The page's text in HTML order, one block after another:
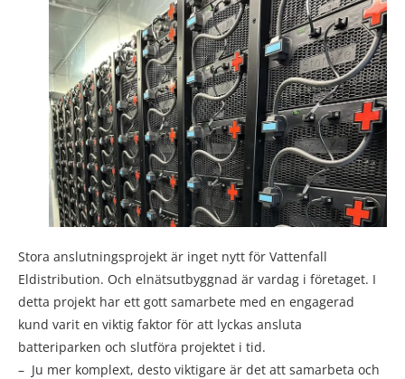
Stora anslutningsprojekt är inget nytt för Vattenfall
Eldistribution. Och elnätsutbyggnad är vardag i företaget. I
detta projekt har ett gott samarbete med en engagerad
kund varit en viktig faktor för att lyckas ansluta
batteriparken och slutföra projektet i tid.
– Ju mer komplext, desto viktigare är det att samarbeta och